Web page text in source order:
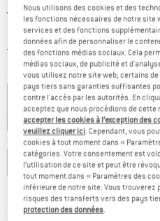
Prix initial :
44,95€
Prix:
31,47€ TVA incl.
hors Frais de livraisonInformations
Couleur:Aqua Stone
-20 % -22 % -30 %
Sélectionner taille:
XS S M L
Guide des tailles
Délai de livraison: 3-5 jours ouvrables
Nous utilisons des cookies et des
les fonctions nécessaires de notre site
services et des fonctions
données afin de personnaliser le
des fonctions médias sociaux. Cela
médias sociaux, de publicité et
vous utilisez notre site web; certains
pays tiers sans garanties suffisantes
contre l'accès par les autorités. En
acceptez que nous procédions de cette
accepter les cookies à l’exception des
veuillez cliquer ici. Cependant, vous
cookies à tout moment dans «
catégories. Votre consentement est
l’utilisation de ce site et peut être
tout moment dans « Paramètres des
inférieure de notre site. Vous
risques des transferts vers des pays
protection des données.